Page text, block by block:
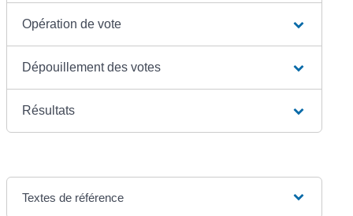
Opération de vote
Dépouillement des votes
Résultats
Textes de référence